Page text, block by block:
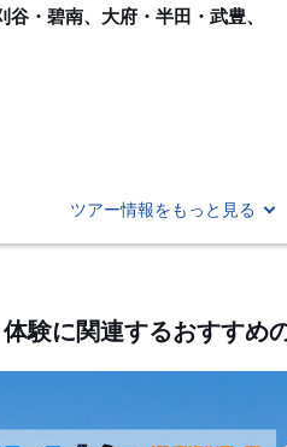
・碧南、大府・半田・武豊、
ツアー情報をもっと見る
験に関連するおすすめ